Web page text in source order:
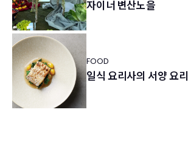
자이너 변산노을
FOOD
일식 요리사의 서양 요리